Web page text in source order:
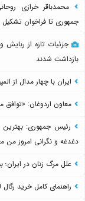
محمدباقر خرازی
جمهوری تا فراخوان تشکیل لشکر ۲۵۰ هزار نفری و
بازداشت شدند
ایران با چهار مدال از
معاون اردوغان: «توافق
رئیس جمهوری: بهترین
دغدغه و نگرانی امروز
علل مرگ زنان در
راهنمای کامل خرید رگال